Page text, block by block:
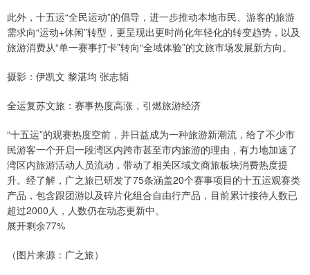
此外，十五运“全民运动”的倡导，进一步推动本地市民、游客的旅游
需求向“运动+休闲”转型，更呈现出更时尚化年轻化的转变趋势，以及
旅游消费从“单一赛事打卡”转向“全域体验”的文旅市场发展新方向。
摄影：伊凯文 黎湛均 张志韬
全运复苏文旅：赛事热度高涨，引燃旅游经济
“十五运”的观赛热度空前，并日益成为一种旅游新潮流，给了不少市
民游客一个开启一段湾区内跨市甚至市内旅游的理由，有力地加速了
湾区内旅游活动人员流动，带动了相关区域文商旅板块消费热度提
升。经了解，广之旅已研发了75条涵盖20个赛事项目的十五运观赛类
产品，包含跟团游以及碎片化组合自由行产品，目前累计接待人数已
超过2000人，人数仍在动态更新中。
展开剩余77%
（图片来源：广之旅）